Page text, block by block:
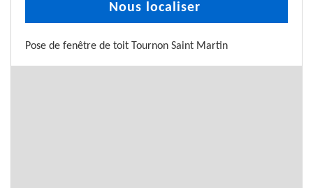
Nous localiser
Pose de fenêtre de toit Tournon Saint Martin